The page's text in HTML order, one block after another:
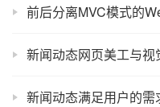
前后分离MVC模式的
新闻动态网页美工与
新闻动态满足用户的需